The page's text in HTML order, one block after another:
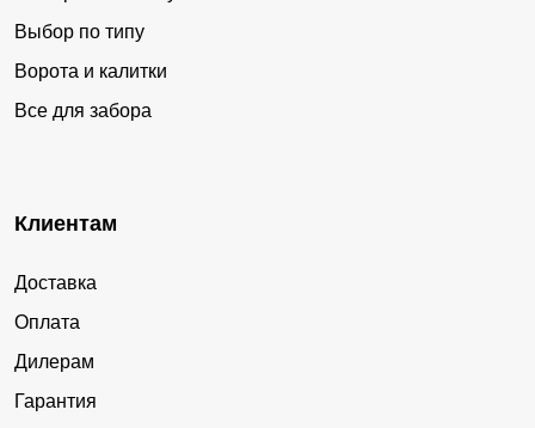
Выбор по типу
Ворота и калитки
Все для забора
Клиентам
Доставка
Оплата
Дилерам
Гарантия